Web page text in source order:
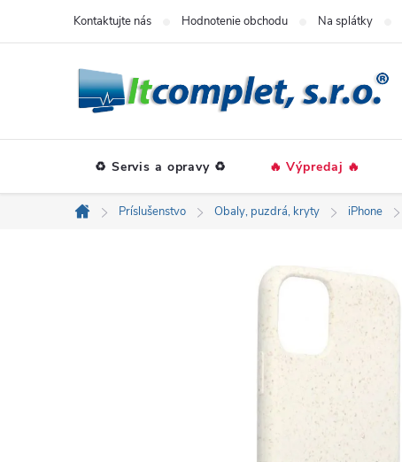
Kontaktujte nás Hodnotenie obchodu Na splátky
♻️ Servis a opravy ♻️ 🔥 Výpredaj 🔥
Domov
Príslušenstvo Obaly, puzdrá, kryty iPhone